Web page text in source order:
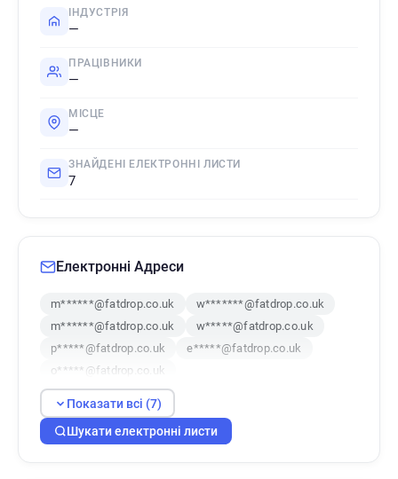
ІНДУСТРІЯ
—
ПРАЦІВНИКИ
—
МІСЦЕ
—
ЗНАЙДЕНІ ЕЛЕКТРОННІ ЛИСТИ
7
Електронні Адреси
m******@fatdrop.co.uk
w*******@fatdrop.co.uk
m******@fatdrop.co.uk
w*****@fatdrop.co.uk
p*****@fatdrop.co.uk
e*****@fatdrop.co.uk
o*****@fatdrop.co.uk
Показати всі (7)
Шукати електронні листи